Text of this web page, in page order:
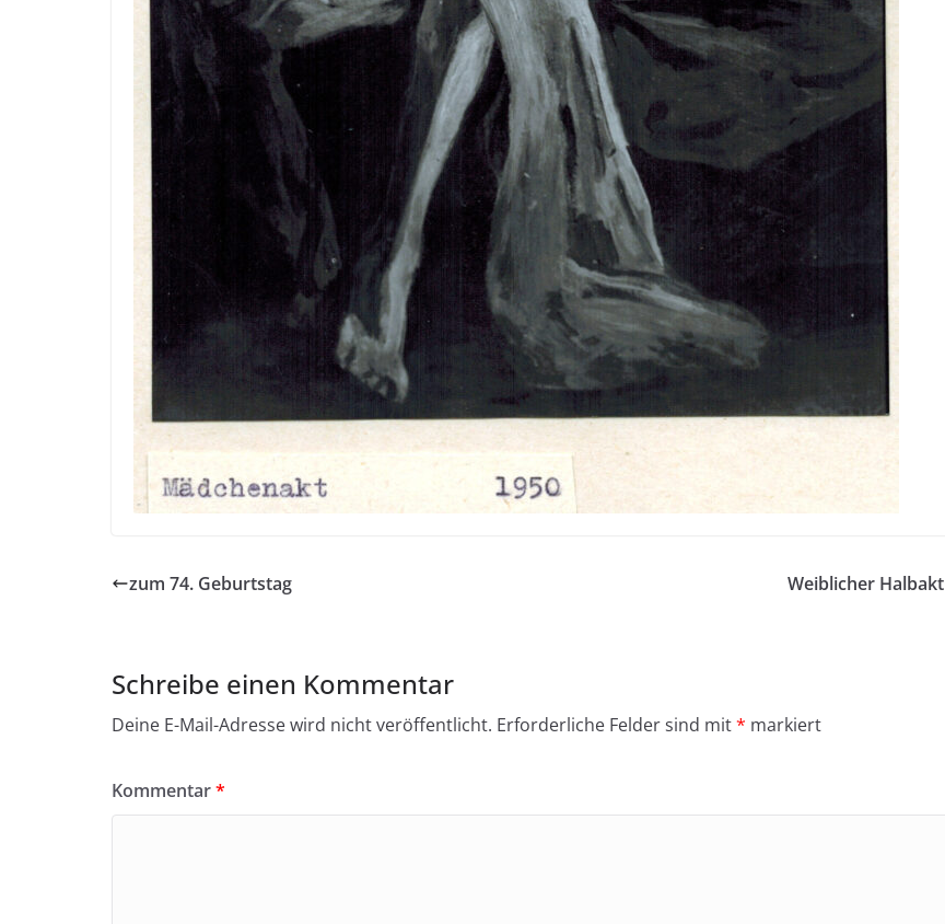
zum 74. Geburtstag Weiblicher Halbakt
Schreibe einen Kommentar
Deine E-Mail-Adresse wird nicht veröffentlicht. Erforderliche Felder sind mit* markiert
Kommentar*